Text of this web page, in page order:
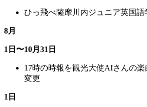
ひっ飛べ薩摩川内ジュニア英国語
8月
1日〜10月31日
17時の時報を観光大使AIさんの楽
変更
1日